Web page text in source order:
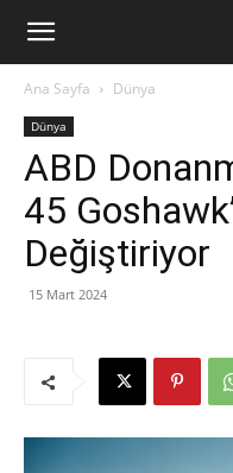
Ana Sayfa Dünya
Dünya
ABD
45
Değiştiriyor
15 Mart 2024